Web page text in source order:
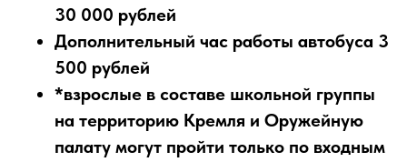
30 000 рублей
Дополнительный час работы автобуса 3
500 рублей
*взрослые в составе школьной группы
на территорию Кремля и Оружейную
палату могут пройти только по входным